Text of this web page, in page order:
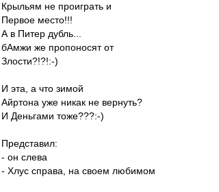
Крыльям не проиграть и
Первое место!!!
А в Питер дубль...
бАмжи же пропоносят от
Злости?!?!:-)
И эта, а что зимой
Айртона уже никак не вернуть?
И Деньгами тоже???:-)
Представил:
- он слева
- Хлус справа, на своем любимом